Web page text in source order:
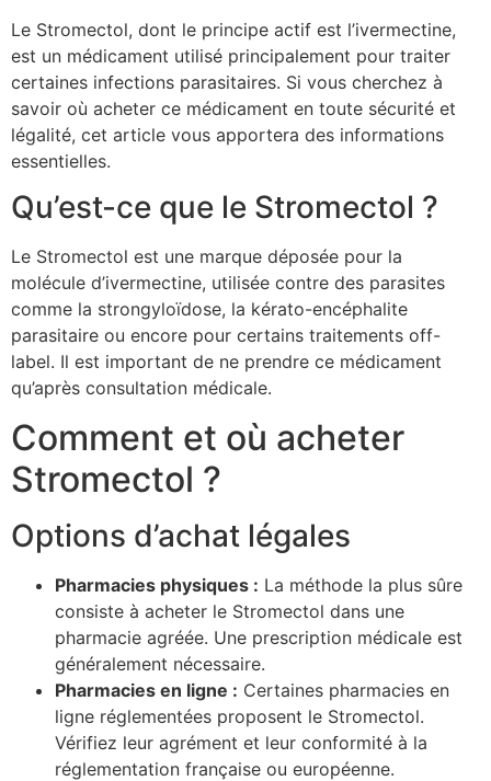
Le Stromectol, dont le principe actif est l’ivermectine,
est un médicament utilisé principalement pour traiter
certaines infections parasitaires. Si vous cherchez à
savoir où acheter ce médicament en toute sécurité et
légalité, cet article vous apportera des informations
essentielles.
Qu’est-ce que le Stromectol ?
Le Stromectol est une marque déposée pour la
molécule d’ivermectine, utilisée contre des parasites
comme la strongyloïdose, la kérato-encéphalite
parasitaire ou encore pour certains traitements off-
label. Il est important de ne prendre ce médicament
qu’après consultation médicale.
Comment et où acheter
Stromectol ?
Options d’achat légales
Pharmacies physiques : La méthode la plus sûre
consiste à acheter le Stromectol dans une
pharmacie agréée. Une prescription médicale est
généralement nécessaire.
Pharmacies en ligne : Certaines pharmacies en
ligne réglementées proposent le Stromectol.
Vérifiez leur agrément et leur conformité à la
réglementation française ou européenne.